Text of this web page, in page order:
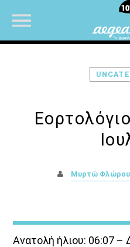
Μυρτώ Φλώρου
Ανατολή ήλιου: 06:07 –